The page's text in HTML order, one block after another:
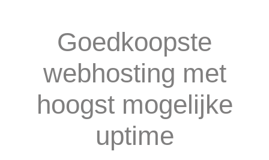
Goedkoopste
webhosting met
hoogst mogelijke
uptime